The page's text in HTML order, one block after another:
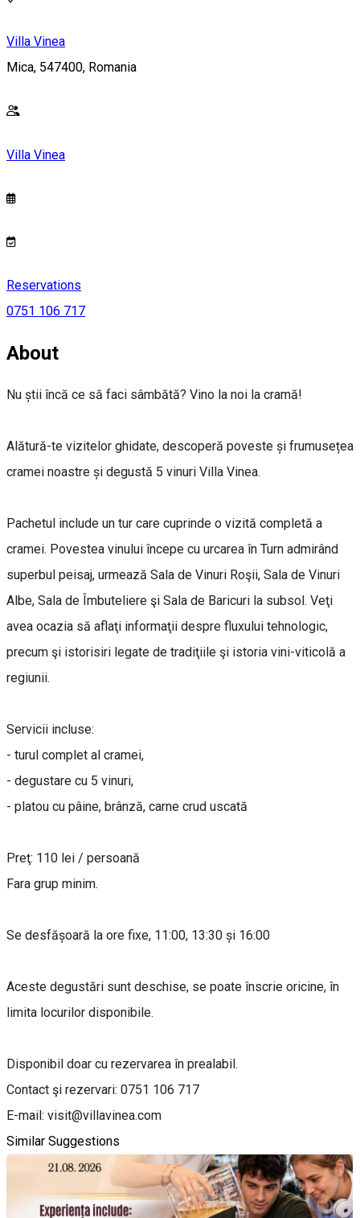
Villa Vinea
Mica, 547400, Romania
Villa Vinea
Reservations
0751 106 717
About
Nu știi încă ce să faci sâmbătă? Vino la noi la cramă!
Alătură-te vizitelor ghidate, descoperă poveste și frumusețea
cramei noastre și degustă 5 vinuri Villa Vinea.
Pachetul include un tur care cuprinde o vizită completă a
cramei. Povestea vinului începe cu urcarea în Turn admirând
superbul peisaj, urmează Sala de Vinuri Roşii, Sala de Vinuri
Albe, Sala de Îmbuteliere şi Sala de Baricuri la subsol. Veţi
avea ocazia să aflaţi informaţii despre fluxului tehnologic,
precum şi istorisiri legate de tradiţiile şi istoria vini-viticolă a
regiunii.
Servicii incluse:
- turul complet al cramei,
- degustare cu 5 vinuri,
- platou cu pâine, brânză, carne crud uscată
Preţ: 110 lei / persoană
Fara grup minim.
Se desfășoară la ore fixe, 11:00, 13:30 și 16:00
Aceste degustări sunt deschise, se poate înscrie oricine, în
limita locurilor disponibile.
Disponibil doar cu rezervarea în prealabil.
Contact şi rezervari: 0751 106 717
E-mail: visit@villavinea.com
Similar Suggestions